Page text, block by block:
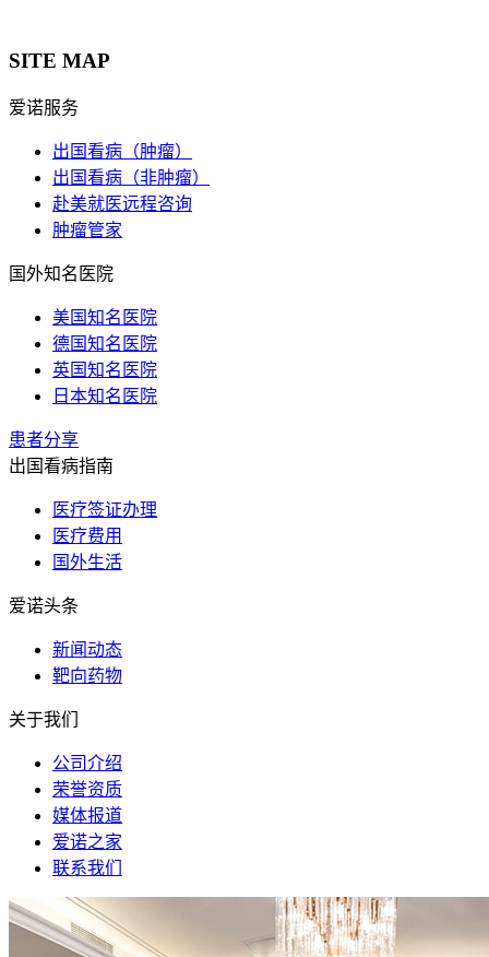
SITE MAP
爱诺服务
出国看病（肿瘤）
出国看病（非肿瘤）
赴美就医远程咨询
肿瘤管家
国外知名医院
美国知名医院
德国知名医院
英国知名医院
日本知名医院
患者分享
出国看病指南
医疗签证办理
医疗费用
国外生活
爱诺头条
新闻动态
靶向药物
关于我们
公司介绍
荣誉资质
媒体报道
爱诺之家
联系我们